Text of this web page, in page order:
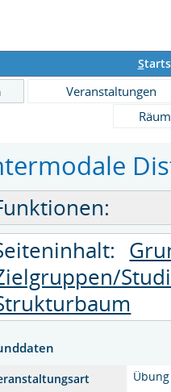
S
Veranstaltungen
Übung